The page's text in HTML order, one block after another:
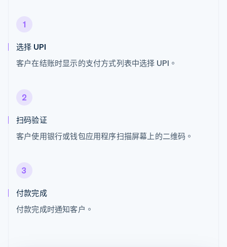
1
选择 UPI
客户在结账时显示的支付方式列表中选择 UPI。
2
扫码验证
客户使用银行或钱包应用程序扫描屏幕上的二维码。
3
付款完成
付款完成时通知客户。